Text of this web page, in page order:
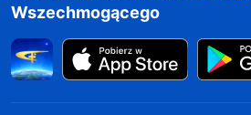
Wszechmogącego